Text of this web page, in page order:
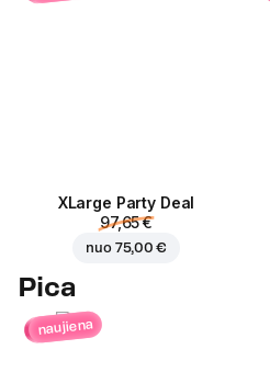
ХLarge Party Deal
97,65 €
nuo 75,00 €
Pica
naujiena